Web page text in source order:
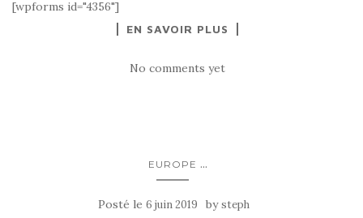
[wpforms id="4356"]
EN SAVOIR PLUS
No comments yet
EUROPE ...
Posté le 6 juin 2019 bysteph